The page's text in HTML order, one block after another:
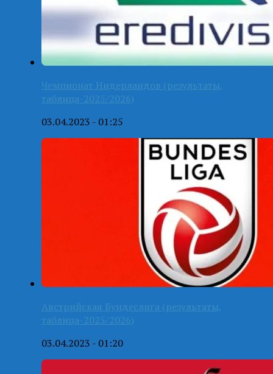
Чемпионат Нидерландов (результаты,
таблица-2025/2026)
03.04.2023 - 01:25
Австрийская Бундеслига (результаты,
таблица-2025/2026)
03.04.2023 - 01:20